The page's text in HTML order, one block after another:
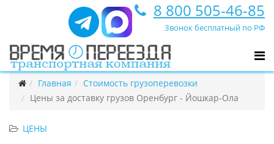
8 800 505-46-85
Звонок бесплатный по РФ
Главная
Стоимость грузоперевозки
Цены за доставку грузов Оренбург - Йошкар-Ола
ЦЕНЫ